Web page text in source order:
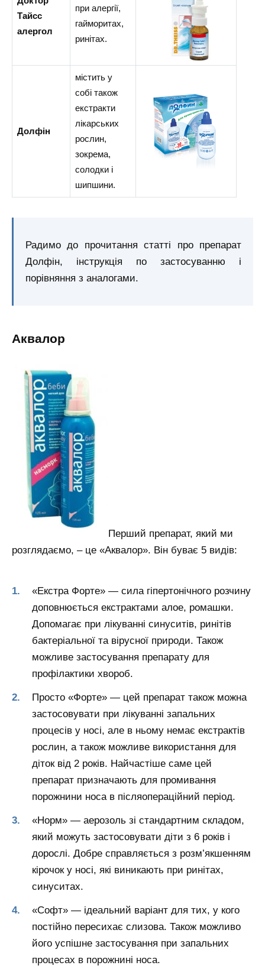
Тайсс
алергол
при алергії,
гайморитах,
ринітах.
Долфін
містить у
собі також
екстракти
лікарських
рослин,
зокрема,
солодки і
шипшини.
Радимо до прочитання статті про препарат
Долфін, інструкція по застосуванню і
порівняння з аналогами.
Аквалор
Перший препарат, який ми
розглядаємо, – це «Аквалор». Він буває 5 видів:
«Екстра Форте» — сила гіпертонічного розчину
доповнюється екстрактами алое, ромашки.
Допомагає при лікуванні синуситів, ринітів
бактеріальної та вірусної природи. Також
можливе застосування препарату для
профілактики хвороб.
Просто «Форте» — цей препарат також можна
застосовувати при лікуванні запальних
процесів у носі, але в ньому немає екстрактів
рослин, а також можливе використання для
діток від 2 років. Найчастіше саме цей
препарат призначають для промивання
порожнини носа в післяопераційний період.
«Норм» — аерозоль зі стандартним складом,
який можуть застосовувати діти з 6 років і
дорослі. Добре справляється з розм’якшенням
кірочок у носі, які виникають при ринітах,
синуситах.
«Софт» — ідеальний варіант для тих, у кого
постійно пересихає слизова. Також можливо
його успішне застосування при запальних
процесах в порожнині носа.